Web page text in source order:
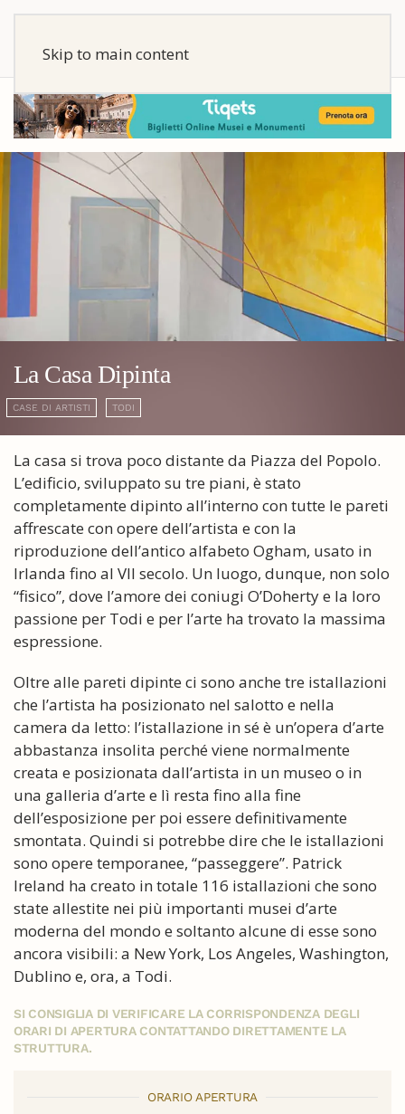
Skip to main content
La Casa Dipinta
CASE DI ARTISTI TODI
La casa si trova poco distante da Piazza del Popolo.
L’edificio, sviluppato su tre piani, è stato
completamente dipinto all’interno con tutte le pareti
affrescate con opere dell’artista e con la
riproduzione dell’antico alfabeto Ogham, usato in
Irlanda fino al VII secolo. Un luogo, dunque, non solo
“fisico”, dove l’amore dei coniugi O’Doherty e la loro
passione per Todi e per l’arte ha trovato la massima
espressione.
Oltre alle pareti dipinte ci sono anche tre istallazioni
che l’artista ha posizionato nel salotto e nella
camera da letto: l’istallazione in sé è un’opera d’arte
abbastanza insolita perché viene normalmente
creata e posizionata dall’artista in un museo o in
una galleria d’arte e lì resta fino alla fine
dell’esposizione per poi essere definitivamente
smontata. Quindi si potrebbe dire che le istallazioni
sono opere temporanee, “passeggere”. Patrick
Ireland ha creato in totale 116 istallazioni che sono
state allestite nei più importanti musei d’arte
moderna del mondo e soltanto alcune di esse sono
ancora visibili: a New York, Los Angeles, Washington,
Dublino e, ora, a Todi.
SI CONSIGLIA DI VERIFICARE LA CORRISPONDENZA DEGLI
ORARI DI APERTURA CONTATTANDO DIRETTAMENTE LA
STRUTTURA.
ORARIO APERTURA